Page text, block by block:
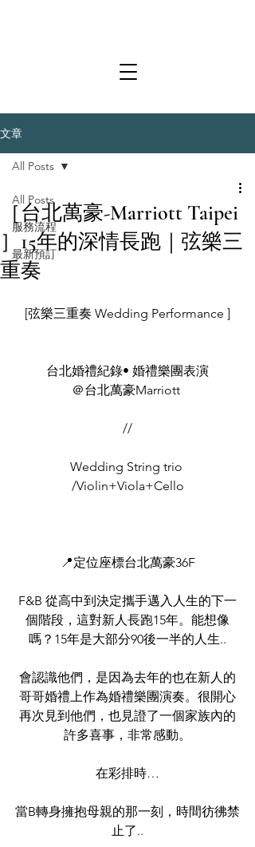
文章
All Posts
服務流程
最新預訂
All Posts
［台北萬豪-Marriott Taipei
］15年的深情長跑｜弦樂三
重奏
[弦樂三重奏 Wedding Performance ]
台北婚禮紀錄• 婚禮樂團表演
＠台北萬豪Marriott
//
Wedding String trio
/Violin+Viola+Cello
📍定位座標台北萬豪36F
F&B 從高中到決定攜手邁入人生的下一
個階段，這對新人長跑15年。能想像
嗎？15年是大部分90後一半的人生..
會認識他們，是因為去年的也在新人的
哥哥婚禮上作為婚禮樂團演奏。很開心
再次見到他們，也見證了一個家族內的
許多喜事，非常感動。
在彩排時…
當B轉身擁抱母親的那一刻，時間彷彿禁
止了..